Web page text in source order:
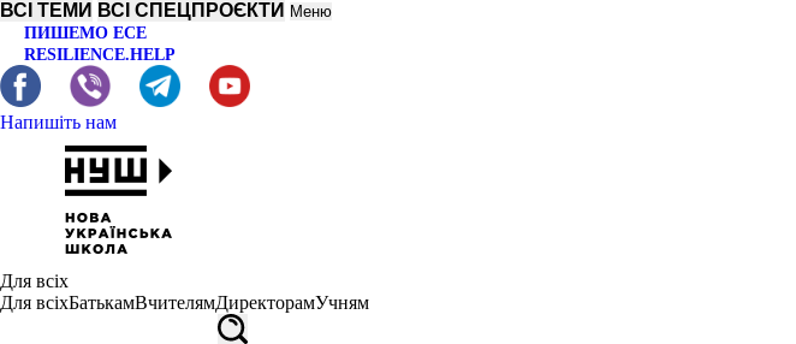
ВСІ ТЕМИ ВСІ СПЕЦПРОЄКТИ Меню
ПИШЕМО ЕСЕ
RESILIENCE.HELP
Напишіть нам
Для всіх
Для всіхБатькамВчителямДиректорамУчням